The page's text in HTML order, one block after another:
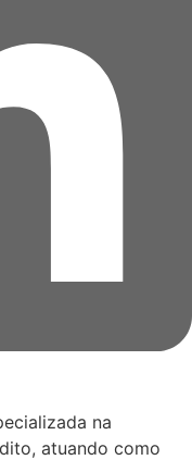
na
atuando como